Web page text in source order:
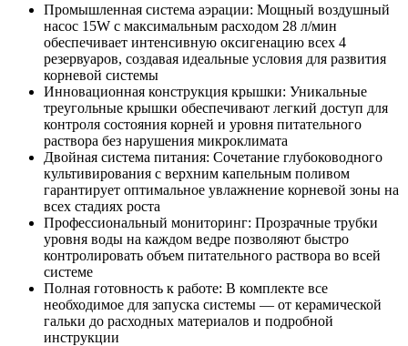
Промышленная система аэрации: Мощный воздушный
насос 15W с максимальным расходом 28 л/мин
обеспечивает интенсивную оксигенацию всех 4
резервуаров, создавая идеальные условия для развития
корневой системы
Инновационная конструкция крышки: Уникальные
треугольные крышки обеспечивают легкий доступ для
контроля состояния корней и уровня питательного
раствора без нарушения микроклимата
Двойная система питания: Сочетание глубоководного
культивирования с верхним капельным поливом
гарантирует оптимальное увлажнение корневой зоны на
всех стадиях роста
Профессиональный мониторинг: Прозрачные трубки
уровня воды на каждом ведре позволяют быстро
контролировать объем питательного раствора во всей
системе
Полная готовность к работе: В комплекте все
необходимое для запуска системы — от керамической
гальки до расходных материалов и подробной
инструкции